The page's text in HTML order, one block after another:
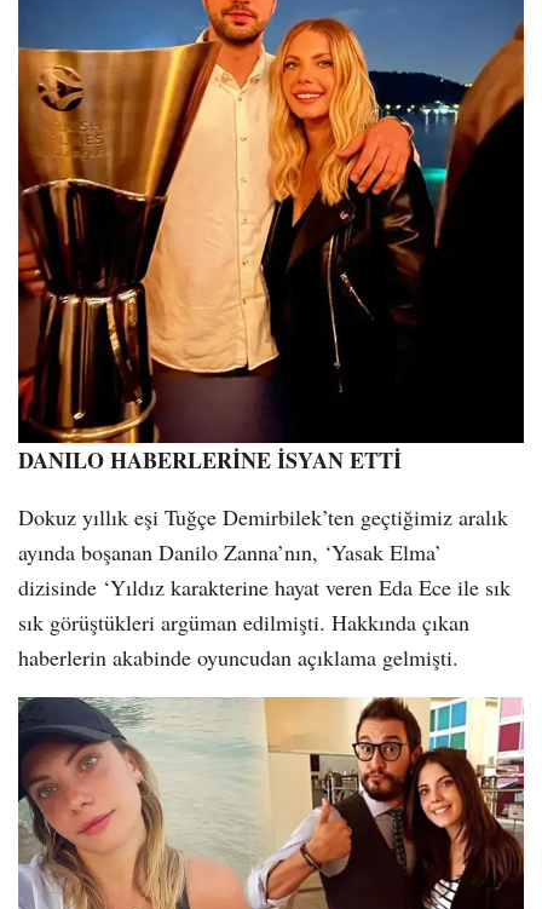
DANILO HABERLERİNE İSYAN ETTİ
Dokuz yıllık eşi Tuğçe Demirbilek’ten geçtiğimiz aralık
ayında boşanan Danilo Zanna’nın, ‘Yasak Elma’
dizisinde ‘Yıldız karakterine hayat veren Eda Ece ile sık
sık görüştükleri argüman edilmişti. Hakkında çıkan
haberlerin akabinde oyuncudan açıklama gelmişti.